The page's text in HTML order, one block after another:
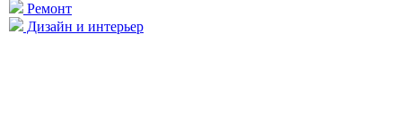
Ремонт
Дизайн и интерьер